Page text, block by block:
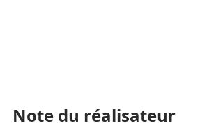
Note du réalisateur